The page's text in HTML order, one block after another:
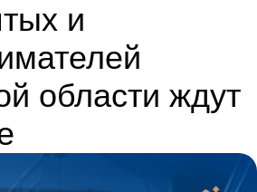
и
области ждут